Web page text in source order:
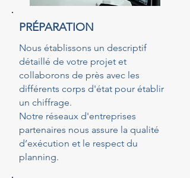
PRÉPARATION
Nous établissons un descriptif
détaillé de votre projet et
collaborons de près avec les
différents corps d'état pour établir
un chiffrage.
Notre réseaux d'entreprises
partenaires nous assure la qualité
d’exécution et le respect du
planning.